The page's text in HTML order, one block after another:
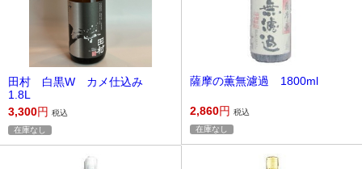
田村 白黒W カメ仕込み
1.8L
3,300円 税込
在庫なし
薩摩の薫無濾過 1800ml
2,860円 税込
在庫なし